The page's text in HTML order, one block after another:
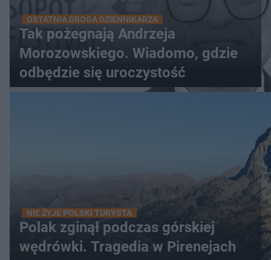
OSTATNIA DROGA DZIENNIKARZA
Tak pożegnają Andrzeja
Morozowskiego. Wiadomo, gdzie
odbędzie się uroczystość
NIE ŻYJE POLSKI TURYSTA
Polak zginął podczas górskiej
wędrówki. Tragedia w Pirenejach